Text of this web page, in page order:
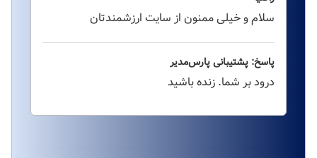
سلام و خیلی ممنون از سایت ارزشمندتان
پاسخ: پشتیبانی پارس‌مدیر
درود بر شما. زنده باشید